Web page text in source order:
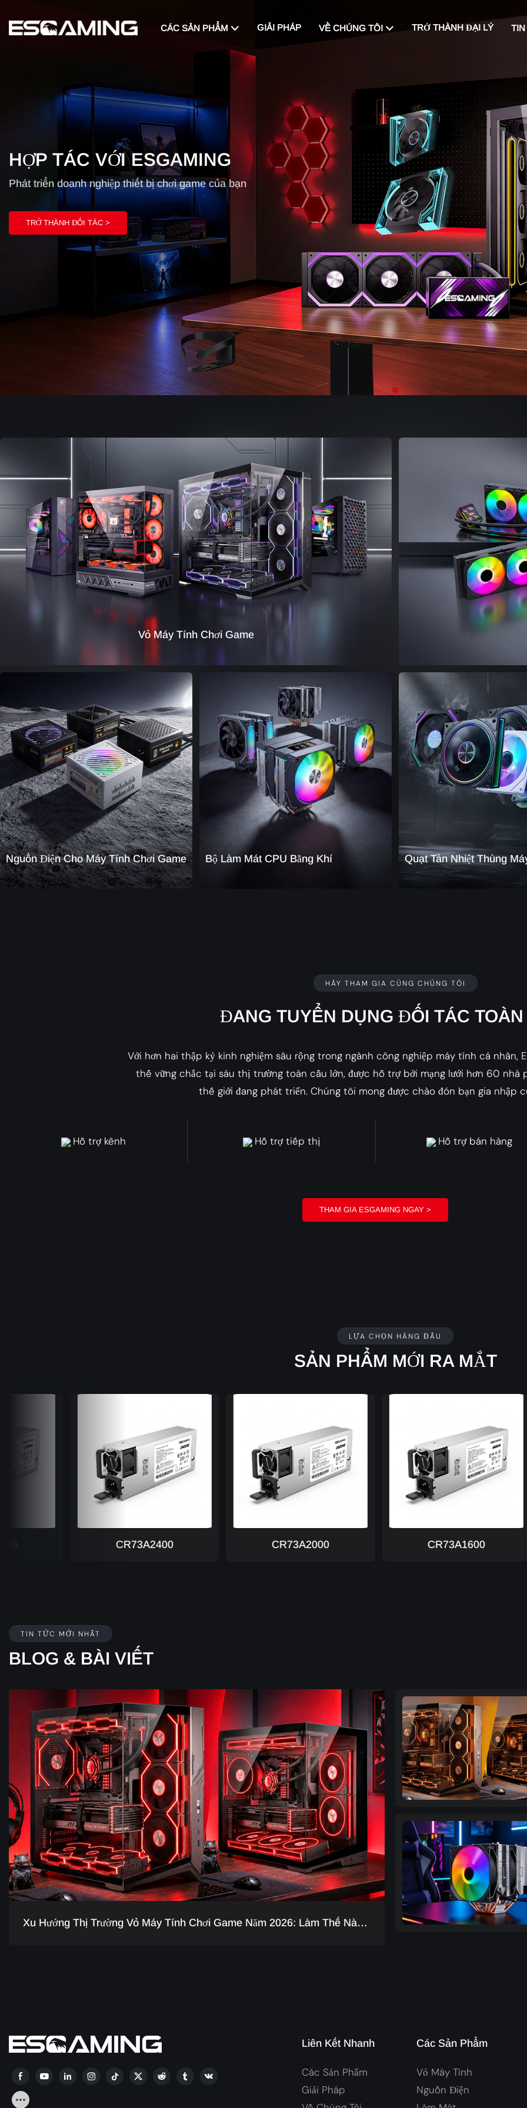
CÁC SẢN PHẨM GIẢI PHÁP VỀ CHÚNG TÔI TRỞ THÀNH ĐẠI LÝ
HỢP TÁC VỚI ESGAMING
Phát triển doanh nghiệp thiết bị chơi game của bạn
TRỞ THÀNH ĐỐI TÁC >
Vỏ Máy Tính Chơi Game
Nguồn Điện Cho Máy Tính Chơi Game Bộ Làm Mát CPU Bằng Khí Quạt Tản Nhiệt Thùng
HÃY THAM GIA CÙNG CHÚNG TÔI
ĐANG TUYỂN DỤNG ĐỐI TÁC
Với hơn hai thập kỷ kinh nghiệm sâu rộng trong ngành công nghiệp máy tính cá nhân,
thế vững chắc tại sáu thị trường toàn cầu lớn, được hỗ trợ bởi mạng lưới hơn 60
thế giới đang phát triển. Chúng tôi mong được chào đón bạn gia nhập
Hỗ trợ kênh Hỗ trợ tiếp thị Hỗ trợ bán hàng
THAM GIA ESGAMING NGAY >
LỰA CHỌN HÀNG ĐẦU
SẢN PHẨM MỚI RA MẮT
CR73A2400 CR73A2000 CR73A1600
TIN TỨC MỚI NHẤT
BLOG & BÀI VIẾT
Xu Hướng Thị Trường Vỏ Máy Tính Chơi Game Năm 2026: Làm Thế Nào
Liên Kết Nhanh
Các Sản Phẩm
Giải Pháp
Các Sản Phẩm
Vỏ Máy Tính
Nguồn Điện